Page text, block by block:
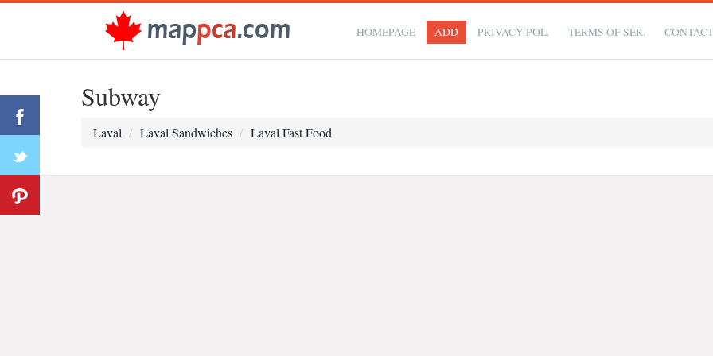
HOMEPAGE ADD PRIVACY POL. TERMS OF SER.
Subway
Laval Laval Sandwiches Laval Fast Food